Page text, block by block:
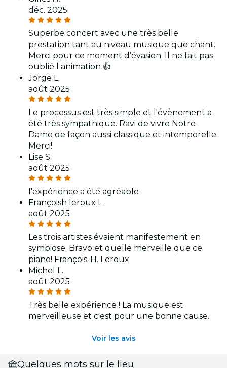
déc. 2025
Superbe concert avec une très belle
prestation tant au niveau musique que chant.
Merci pour ce moment d’évasion. Il ne fait pas
oublié l animation 👍
Jorge L.
août 2025
Le processus est très simple et l'évènement a
été très sympathique. Ravi de vivre Notre
Dame de façon aussi classique et intemporelle.
Merci!
Lise S.
août 2025
l'expérience a été agréable
Françoish leroux L.
août 2025
Les trois artistes évaient manifestement en
symbiose. Bravo et quelle merveille que ce
piano! François-H. Leroux
Michel L.
août 2025
Très belle expérience ! La musique est
merveilleuse et c'est pour une bonne cause.
Voir les avis
Quelques mots sur le lieu